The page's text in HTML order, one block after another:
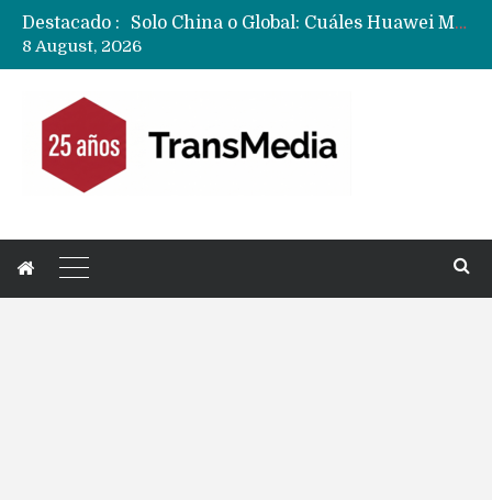
Destacado :
Data Centers de Huawei en Chile, México, Brasil,Perú y Argentina podrían verse afectados por arremetida de EE.UU
8 August, 2026